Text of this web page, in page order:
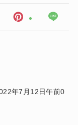
年7月12日午前0